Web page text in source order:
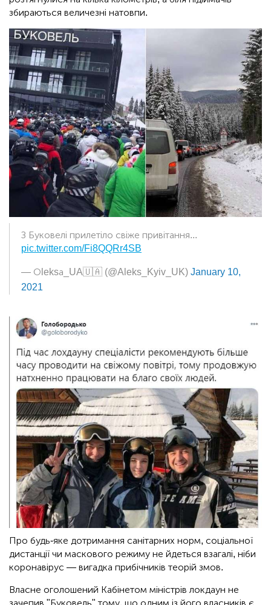
збираються величезні натовпи.
З Буковелі прилетіло свіже привітання...
pic.twitter.com/Fi8QQRr4SB
— Оleksа_UA🇺🇦 (@Aleks_Kyiv_UK) January 10,
2021
Про будь-яке дотримання санітарних норм, соціальної
дистанції чи маскового режиму не йдеться взагалі, ніби
коронавірус — вигадка прибічників теорій змов.
Власне оголошений Кабінетом міністрів локдаун не
зачепив "Буковель" тому, що одним із його власників є